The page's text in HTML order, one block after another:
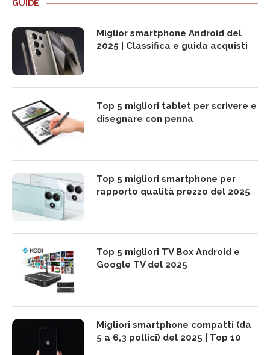
GUIDE
Miglior smartphone Android del
2025 | Classifica e guida acquisti
Top 5 migliori tablet per scrivere e
disegnare con penna
Top 5 migliori smartphone per
rapporto qualità prezzo del 2025
Top 5 migliori TV Box Android e
Google TV del 2025
Migliori smartphone compatti (da
5 a 6,3 pollici) del 2025 | Top 10